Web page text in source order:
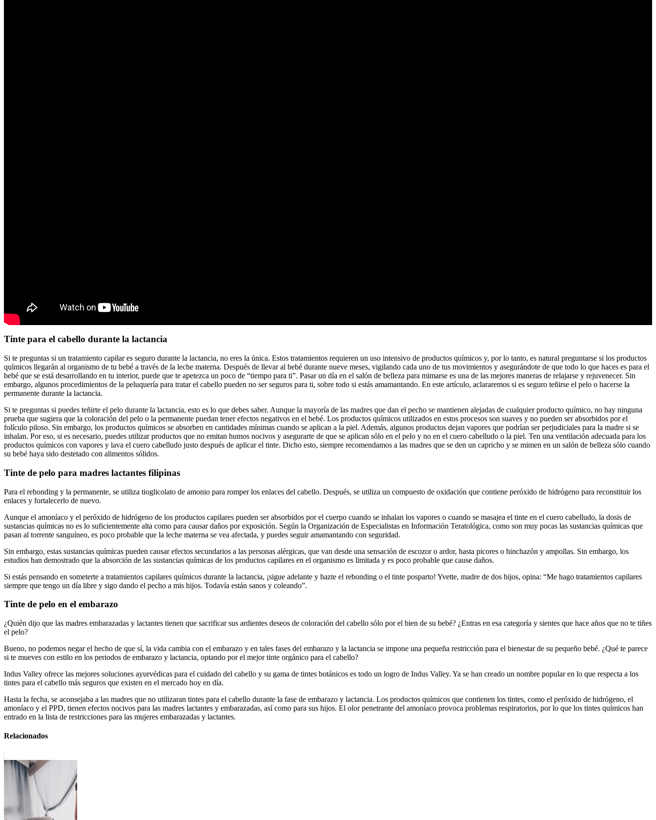
Tinte para el cabello durante la lactancia
Si te preguntas si un tratamiento capilar es seguro durante la lactancia, no eres la única. Estos tratamientos requieren un uso intensivo de productos químicos y, por lo tanto, es natural preguntarse si los productos
químicos llegarán al organismo de tu bebé a través de la leche materna. Después de llevar al bebé durante nueve meses, vigilando cada uno de tus movimientos y asegurándote de que todo lo que haces es para el
bebé que se está desarrollando en tu interior, puede que te apetezca un poco de “tiempo para ti”. Pasar un día en el salón de belleza para mimarse es una de las mejores maneras de relajarse y rejuvenecer. Sin
embargo, algunos procedimientos de la peluquería para tratar el cabello pueden no ser seguros para ti, sobre todo si estás amamantando. En este artículo, aclararemos si es seguro teñirse el pelo o hacerse la
permanente durante la lactancia.
Si te preguntas si puedes teñirte el pelo durante la lactancia, esto es lo que debes saber. Aunque la mayoría de las madres que dan el pecho se mantienen alejadas de cualquier producto químico, no hay ninguna
prueba que sugiera que la coloración del pelo o la permanente puedan tener efectos negativos en el bebé. Los productos químicos utilizados en estos procesos son suaves y no pueden ser absorbidos por el
folículo piloso. Sin embargo, los productos químicos se absorben en cantidades mínimas cuando se aplican a la piel. Además, algunos productos dejan vapores que podrían ser perjudiciales para la madre si se
inhalan. Por eso, si es necesario, puedes utilizar productos que no emitan humos nocivos y asegurarte de que se aplican sólo en el pelo y no en el cuero cabelludo o la piel. Ten una ventilación adecuada para los
productos químicos con vapores y lava el cuero cabelludo justo después de aplicar el tinte. Dicho esto, siempre recomendamos a las madres que se den un capricho y se mimen en un salón de belleza sólo cuando
su bebé haya sido destetado con alimentos sólidos.
Tinte de pelo para madres lactantes filipinas
Para el rebonding y la permanente, se utiliza tioglicolato de amonio para romper los enlaces del cabello. Después, se utiliza un compuesto de oxidación que contiene peróxido de hidrógeno para reconstituir los
enlaces y fortalecerlo de nuevo.
Aunque el amoníaco y el peróxido de hidrógeno de los productos capilares pueden ser absorbidos por el cuerpo cuando se inhalan los vapores o cuando se masajea el tinte en el cuero cabelludo, la dosis de
sustancias químicas no es lo suficientemente alta como para causar daños por exposición. Según la Organización de Especialistas en Información Teratológica, como son muy pocas las sustancias químicas que
pasan al torrente sanguíneo, es poco probable que la leche materna se vea afectada, y puedes seguir amamantando con seguridad.
Sin embargo, estas sustancias químicas pueden causar efectos secundarios a las personas alérgicas, que van desde una sensación de escozor o ardor, hasta picores o hinchazón y ampollas. Sin embargo, los
estudios han demostrado que la absorción de las sustancias químicas de los productos capilares en el organismo es limitada y es poco probable que cause daños.
Si estás pensando en someterte a tratamientos capilares químicos durante la lactancia, ¡sigue adelante y hazte el rebonding o el tinte posparto! Yvette, madre de dos hijos, opina: “Me hago tratamientos capilares
siempre que tengo un día libre y sigo dando el pecho a mis hijos. Todavía están sanos y coleando”.
Tinte de pelo en el embarazo
¿Quién dijo que las madres embarazadas y lactantes tienen que sacrificar sus ardientes deseos de coloración del cabello sólo por el bien de su bebé? ¿Entras en esa categoría y sientes que hace años que no te tiñes
el pelo?
Bueno, no podemos negar el hecho de que sí, la vida cambia con el embarazo y en tales fases del embarazo y la lactancia se impone una pequeña restricción para el bienestar de su pequeño bebé. ¿Qué te parece
si te mueves con estilo en los periodos de embarazo y lactancia, optando por el mejor tinte orgánico para el cabello?
Indus Valley ofrece las mejores soluciones ayurvédicas para el cuidado del cabello y su gama de tintes botánicos es todo un logro de Indus Valley. Ya se han creado un nombre popular en lo que respecta a los
tintes para el cabello más seguros que existen en el mercado hoy en día.
Hasta la fecha, se aconsejaba a las madres que no utilizaran tintes para el cabello durante la fase de embarazo y lactancia. Los productos químicos que contienen los tintes, como el peróxido de hidrógeno, el
amoníaco y el PPD, tienen efectos nocivos para las madres lactantes y embarazadas, así como para sus hijos. El olor penetrante del amoníaco provoca problemas respiratorios, por lo que los tintes químicos han
entrado en la lista de restricciones para las mujeres embarazadas y lactantes.
Relacionados